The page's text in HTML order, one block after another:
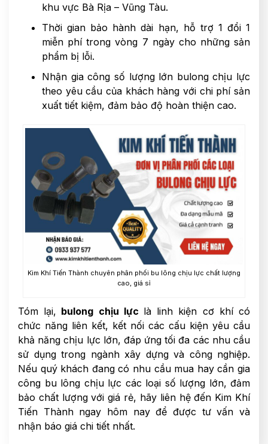
khu vực Bà Rịa – Vũng Tàu.
Thời gian bảo hành dài hạn, hỗ trợ 1 đổi 1
miễn phí trong vòng 7 ngày cho những sản
phẩm bị lỗi.
Nhận gia công số lượng lớn bulong chịu lực
theo yêu cầu của khách hàng với chi phí sản
xuất tiết kiệm, đảm bảo độ hoàn thiện cao.
Kim Khí Tiến Thành chuyên phân phối bu lông chịu lực chất lượng
cao, giá sỉ
Tóm lại, bulong chịu lực là linh kiện cơ khí có
chức năng liên kết, kết nối các cấu kiện yêu cầu
khả năng chịu lực lớn, đáp ứng tối đa các nhu cầu
sử dụng trong ngành xây dựng và công nghiệp.
Nếu quý khách đang có nhu cầu mua hay cần gia
công bu lông chịu lực các loại số lượng lớn, đảm
bảo chất lượng với giá rẻ, hãy liên hệ đến Kim Khí
Tiến Thành ngay hôm nay để được tư vấn và
nhận báo giá chi tiết nhất.